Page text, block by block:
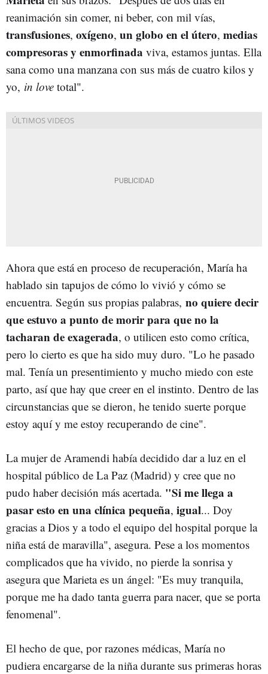
reanimación sin comer, ni beber, con mil vías,
transfusiones, oxígeno, un globo en el útero, medias
compresoras y enmorfinada viva, estamos juntas. Ella
sana como una manzana con sus más de cuatro kilos y
yo, in love total".
Ahora que está en proceso de recuperación, María ha
hablado sin tapujos de cómo lo vivió y cómo se
encuentra. Según sus propias palabras, no quiere decir
que estuvo a punto de morir para que no la
tacharan de exagerada, o utilicen esto como crítica,
pero lo cierto es que ha sido muy duro. "Lo he pasado
mal. Tenía un presentimiento y mucho miedo con este
parto, así que hay que creer en el instinto. Dentro de las
circunstancias que se dieron, he tenido suerte porque
estoy aquí y me estoy recuperando de cine".
La mujer de Aramendi había decidido dar a luz en el
hospital público de La Paz (Madrid) y cree que no
pudo haber decisión más acertada. "Si me llega a
pasar esto en una clínica pequeña, igual... Doy
gracias a Dios y a todo el equipo del hospital porque la
niña está de maravilla", asegura. Pese a los momentos
complicados que ha vivido, no pierde la sonrisa y
asegura que Marieta es un ángel: "Es muy tranquila,
porque me ha dado tanta guerra para nacer, que se porta
fenomenal".
El hecho de que, por razones médicas, María no
pudiera encargarse de la niña durante sus primeras horas